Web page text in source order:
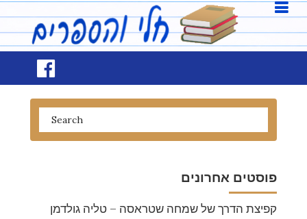
פוסטים אחרונים
קפיצת הדרך של שמחה שטראסה – טליה גולדמן